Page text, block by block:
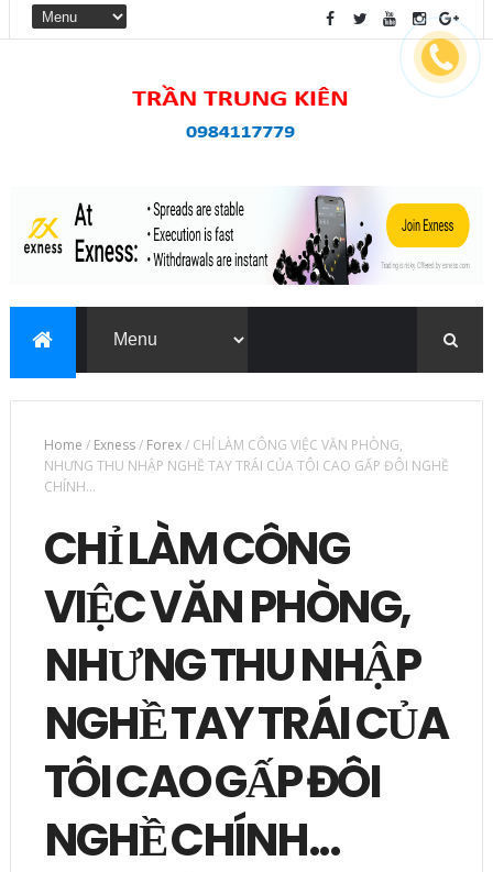
Home / Exness/ Forex/ CHỈ LÀM CÔNG VIỆC VĂN PHÒNG,
NHƯNG THU NHẬP NGHỀ TAY TRÁI CỦA TÔI CAO GẤP ĐÔI NGHỀ
CHÍNH...
CHỈ LÀM CÔNG
VIỆC VĂN PHÒNG,
NHƯNG THU NHẬP
NGHỀ TAY TRÁI CỦA
TÔI CAO GẤP ĐÔI
NGHỀ CHÍNH...